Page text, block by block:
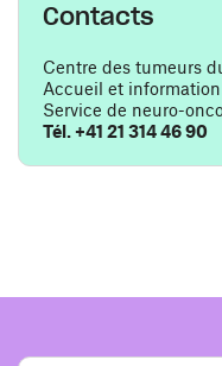
Contacts
Centre des tumeurs
Accueil et information
Service de neuro-
Tél. +41 21 314 46 90